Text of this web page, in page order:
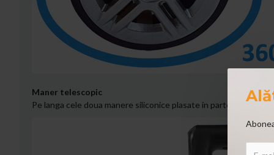
Maner telescopic
Pe langa cele doua manere siliconice plasate in partea